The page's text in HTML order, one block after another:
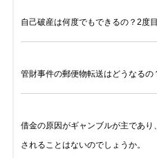
自己破産は何度でもできるの？2度
管財事件の郵便物転送はどうなるの
借金の原因がギャンブルが主であ
されることはないのでしょうか。